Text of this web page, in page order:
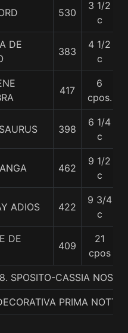
530
3 1/2
c
DE
383
4 1/2
c
417
6
cpos.
398
6 1/4
c
462
9 1/2
c
ADIOS 422
9 3/4
c
DE
409
21
cpos
SPOSITO-CASSIA
PRIMA NOTTE